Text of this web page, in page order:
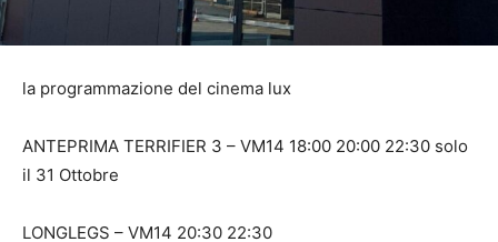
la programmazione del cinema lux
ANTEPRIMA TERRIFIER 3 – VM14 18:00 20:00 22:30 solo
il 31 Ottobre
LONGLEGS – VM14 20:30 22:30